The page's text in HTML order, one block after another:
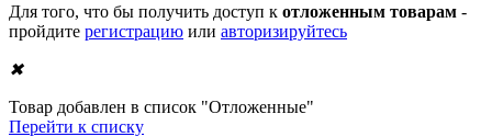
Для того, что бы получить доступ к отложенным товарам -
пройдите регистрацию или авторизируйтесь
✖
Товар добавлен в список "Отложенные"
Перейти к списку